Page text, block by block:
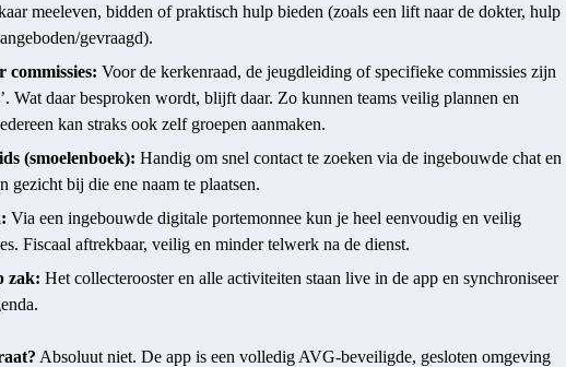
meeleven, bidden of praktisch hulp bieden (zoals een lift naar de dokter, hulp
gevraagd).
commissies: Voor de kerkenraad, de jeugdleiding of specifieke commissies zijn
Wat daar besproken wordt, blijft daar. Zo kunnen teams veilig plannen en
kan straks ook zelf groepen aanmaken.
(smoelenboek): Handig om snel contact te zoeken via de ingebouwde chat en
gezicht bij die ene naam te plaatsen.
Via een ingebouwde digitale portemonnee kun je heel eenvoudig en veilig
Fiscaal aftrekbaar, veilig en minder telwerk na de dienst.
zak: Het collecterooster en alle activiteiten staan live in de app en synchroniseer
Absoluut niet. De app is een volledig AVG-beveiligde, gesloten omgeving